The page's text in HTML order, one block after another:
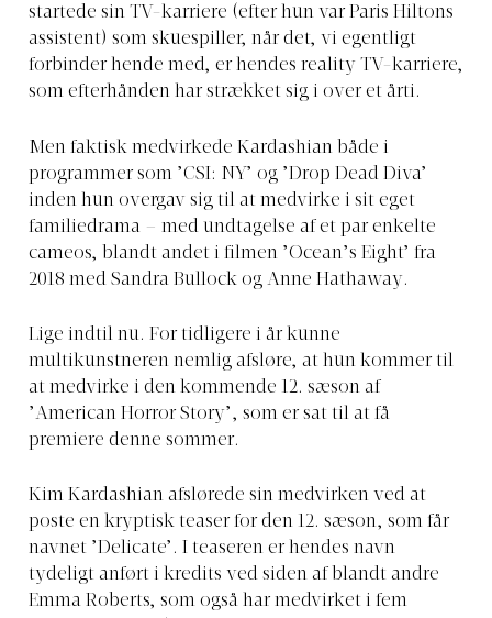
startede sin TV-karriere (efter hun var Paris Hiltons
assistent) som skuespiller, når det, vi egentligt
forbinder hende med, er hendes reality TV-karriere,
som efterhånden har strækket sig i over et årti.
Men faktisk medvirkede Kardashian både i
programmer som ’CSI: NY’ og ’Drop Dead Diva’
inden hun overgav sig til at medvirke i sit eget
familiedrama – med undtagelse af et par enkelte
cameos, blandt andet i filmen ’Ocean’s Eight’ fra
2018 med Sandra Bullock og Anne Hathaway.
Lige indtil nu. For tidligere i år kunne
multikunstneren nemlig afsløre, at hun kommer til
at medvirke i den kommende 12. sæson af
’American Horror Story’, som er sat til at få
premiere denne sommer.
Kim Kardashian afslørede sin medvirken ved at
poste en kryptisk teaser for den 12. sæson, som får
navnet ’Delicate’. I teaseren er hendes navn
tydeligt anført i kredits ved siden af blandt andre
Emma Roberts, som også har medvirket i fem